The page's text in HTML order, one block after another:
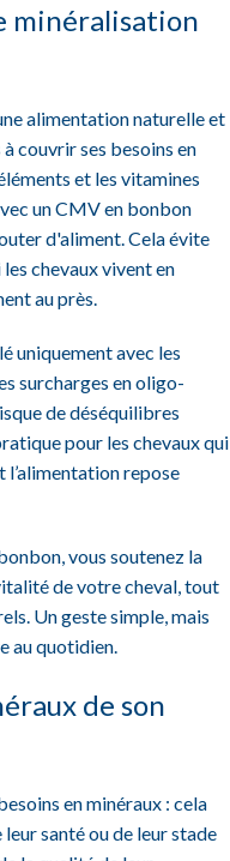
pratique et ludique pour
même en pâture.
il contient en plus des
premières d’intérêt
lin extrudée, de la levure
et de raisin. Le CMV
par le cheval. Il peut
an et à n’importe quel
dentition correcte. Par
minéralisation
alimentation naturelle et
couvrir ses besoins en
et les vitamines
un CMV en bonbon
d'aliment. Cela évite
chevaux vivent en
au près.
uniquement avec les
surcharges en oligo-
de déséquilibres
pour les chevaux qui
l’alimentation repose
vous soutenez la
de votre cheval, tout
Un geste simple, mais
au quotidien.
de son
en minéraux : cela
santé ou de leur stade